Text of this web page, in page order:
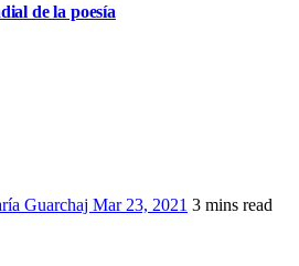
de la poesía
Guarchaj Mar 23, 2021 3 mins read